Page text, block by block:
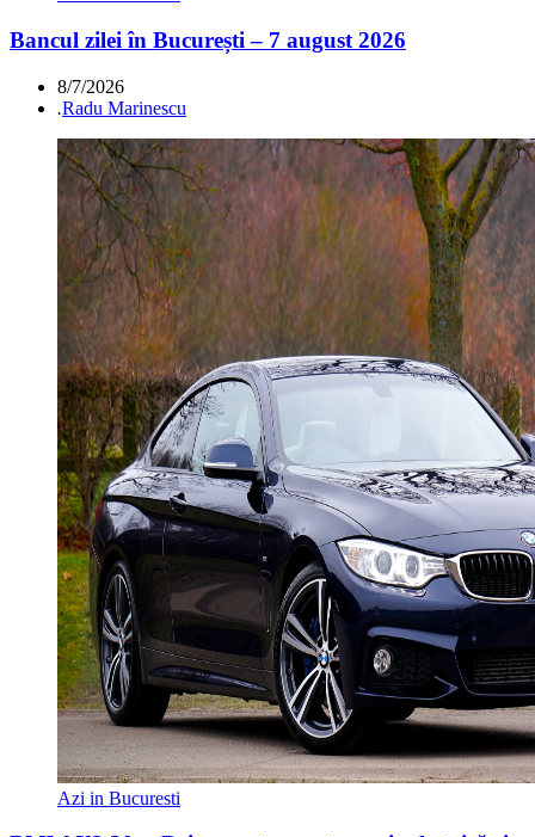
Bancul zilei în București – 7 august 2026
8/7/2026
.Radu Marinescu
Azi in Bucuresti